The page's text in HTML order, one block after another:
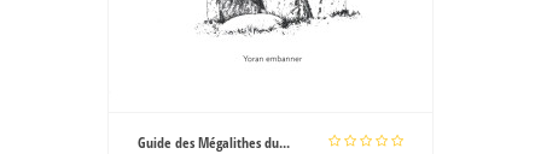
Guide des Mégalithes du...